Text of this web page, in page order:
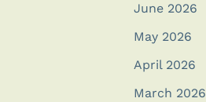
June 2026
May 2026
April 2026
March 2026